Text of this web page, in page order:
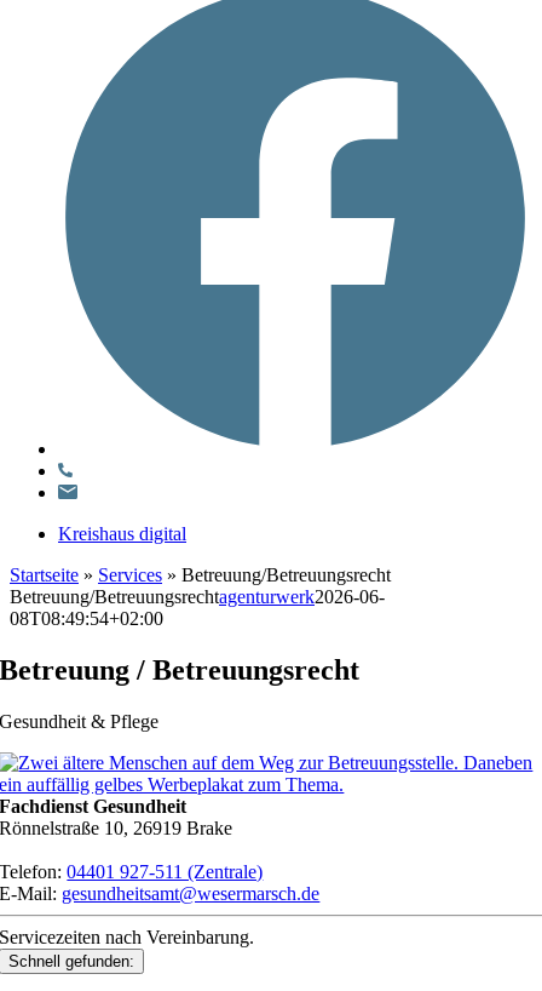
Kreishaus digital
Startseite » Services » Betreuung/Betreuungsrecht
Betreuung/Betreuungsrechtagenturwerk2026-06-
08T08:49:54+02:00
Betreuung / Betreuungsrecht
Gesundheit & Pflege
Fachdienst Gesundheit
Rönnelstraße 10, 26919 Brake
Telefon:04401 927-511 (Zentrale)
E-Mail: gesundheitsamt@wesermarsch.de
Servicezeiten nach Vereinbarung.
Schnell gefunden: